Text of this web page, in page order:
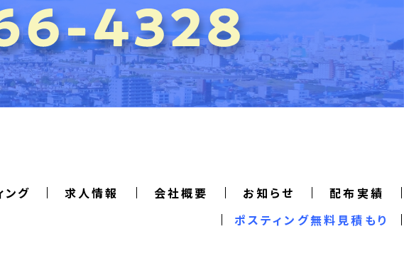
ング 求人情報 会社概要 お知らせ
配布実績
ポスティング無料見積もり